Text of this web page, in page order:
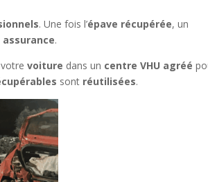
. Une fois l’épave récupérée, un
.
votrevoiture dans un centre VHU agréé
sont réutilisées.